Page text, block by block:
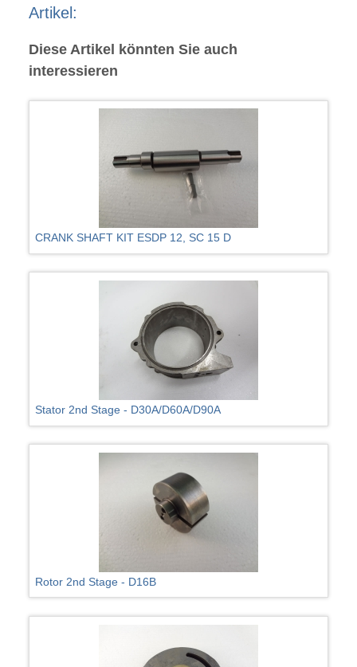
Artikel:
Diese Artikel könnten Sie auch
interessieren
CRANK SHAFT KIT ESDP 12, SC 15 D
Stator 2nd Stage - D30A/D60A/D90A
Rotor 2nd Stage - D16B